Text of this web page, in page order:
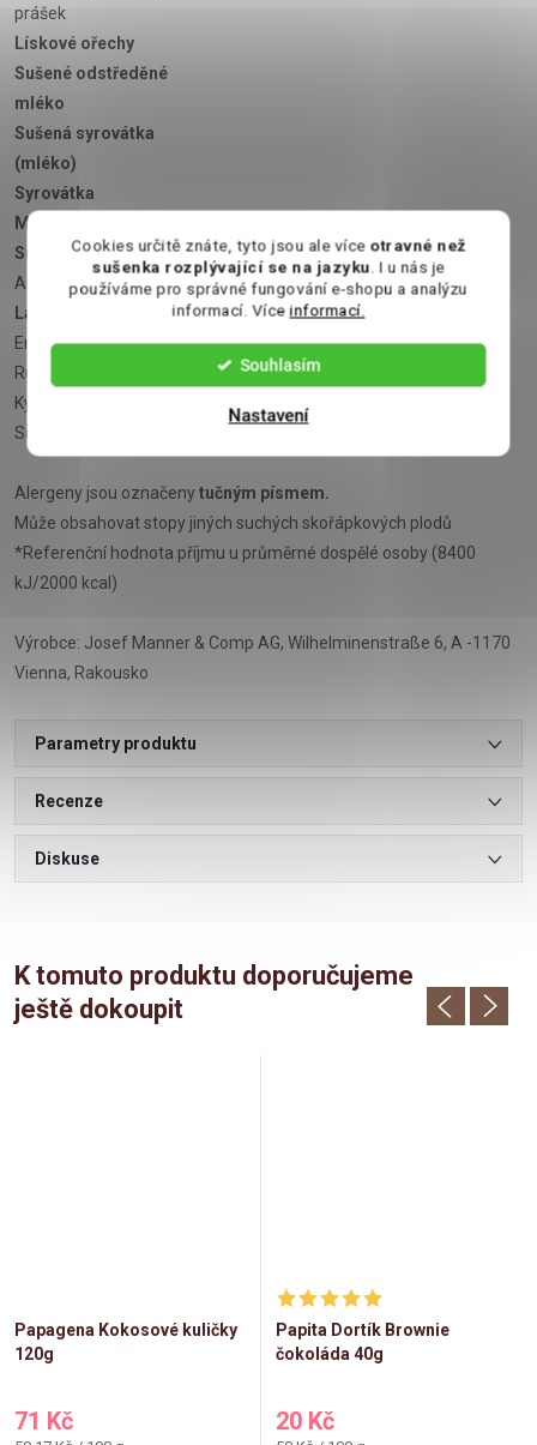
Cookies určitě znáte, tyto jsou ale více otravné než
sušenka rozplývající se na jazyku. I u nás je
používáme pro správné fungování e-shopu a analýzu
informací. Víceinformací.
Souhlasím
Nastavení
prášek
Lískové ořechy
Sušené odstředěné
mléko
Sušená syrovátka
(mléko)
Syrovátka
Máselný tuk
Sušené plnotučné mléko
Aromata
Laktóza
Emulgátor:sojový lecitin
Rum
Kypřící látka: uhličitan sodný
Sůl
Alergeny jsou označeny tučným písmem.
Může obsahovat stopy jiných suchých skořápkových plodů
*Referenční hodnota příjmu u průměrné dospělé osoby (8400
kJ/2000 kcal)
Výrobce: Josef Manner & Comp AG, Wilhelminenstraße 6, A -1170
Vienna, Rakousko
Parametry produktu
Recenze
Diskuse
K tomuto produktu doporučujeme
ještě dokoupit
Papagena Kokosové kuličky
120g
71 Kč
Papita Dortík Brownie
čokoláda 40g
20 Kč